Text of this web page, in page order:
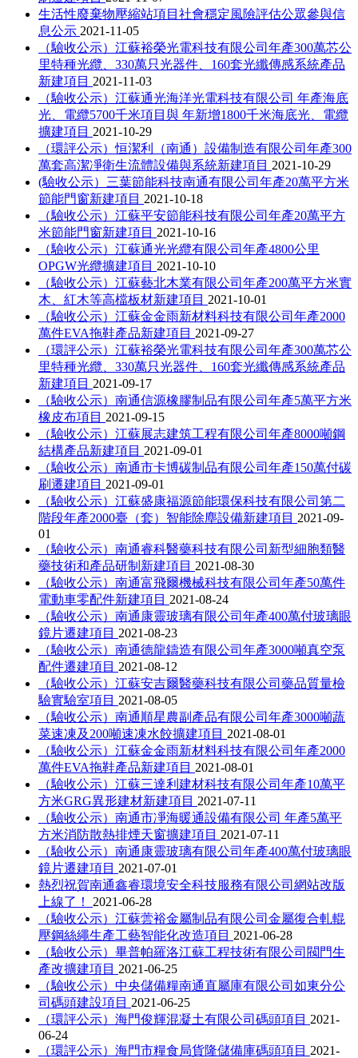
生活性廢棄物壓縮站項目社會穩定風險評估公眾參與信
息公示 2021-11-05
（驗收公示）江蘇裕榮光電科技有限公司年產300萬芯公
里特種光纜、330萬只光器件、160套光纖傳感系統產品
新建項目 2021-11-03
（驗收公示）江蘇通光海洋光電科技有限公司 年產海底
光、電纜5700千米項目與 年新增1800千米海底光、電纜
擴建項目 2021-10-29
（環評公示）恒潔利（南通）設備制造有限公司年產300
萬套高潔凈衛生流體設備與系統新建項目 2021-10-29
(驗收公示）三葉節能科技南通有限公司年產20萬平方米
節能門窗新建項目 2021-10-18
（驗收公示）江蘇平安節能科技有限公司年產20萬平方
米節能門窗新建項目 2021-10-16
（驗收公示）江蘇通光光纜有限公司年產4800公里
OPGW光纜擴建項目 2021-10-10
（驗收公示）江蘇藝北木業有限公司年產200萬平方米實
木、紅木等高檔板材新建項目 2021-10-01
（驗收公示）江蘇金金雨新材料科技有限公司年產2000
萬件EVA拖鞋產品新建項目 2021-09-27
（環評公示）江蘇裕榮光電科技有限公司年產300萬芯公
里特種光纜、330萬只光器件、160套光纖傳感系統產品
新建項目 2021-09-17
（驗收公示）南通信源橡膠制品有限公司年產5萬平方米
橡皮布項目 2021-09-15
（驗收公示）江蘇展志建筑工程有限公司年產8000噸鋼
結構產品新建項目 2021-09-01
（驗收公示）南通市卡博碳制品有限公司年產150萬付碳
刷遷建項目 2021-09-01
（驗收公示）江蘇盛康福源節能環保科技有限公司第二
階段年產2000臺（套）智能除塵設備新建項目 2021-09-
01
（驗收公示）南通睿科醫藥科技有限公司新型細胞類醫
藥技術和產品研制新建項目 2021-08-30
（驗收公示）南通富飛爾機械科技有限公司年產50萬件
電動車零配件新建項目 2021-08-24
（驗收公示）南通康靈玻璃有限公司年產400萬付玻璃眼
鏡片遷建項目 2021-08-23
（驗收公示）南通德龍鑄造有限公司年產3000噸真空泵
配件遷建項目 2021-08-12
（驗收公示）江蘇安吉爾醫藥科技有限公司藥品質量檢
驗實驗室項目 2021-08-05
（驗收公示）南通順星農副產品有限公司年產3000噸蔬
菜速凍及200噸速凍水餃擴建項目 2021-08-01
（驗收公示）江蘇金金雨新材料科技有限公司年產2000
萬件EVA拖鞋產品新建項目 2021-08-01
（驗收公示）江蘇三達利建材科技有限公司年產10萬平
方米GRG異形建材新建項目 2021-07-11
（驗收公示）南通市凈海暖通設備有限公司 年產5萬平
方米消防散熱排煙天窗擴建項目 2021-07-11
（驗收公示）南通康靈玻璃有限公司年產400萬付玻璃眼
鏡片遷建項目 2021-07-01
熱烈祝賀南通鑫睿環境安全科技服務有限公司網站改版
上線了！ 2021-06-28
（驗收公示）江蘇蕓裕金屬制品有限公司金屬復合軋輥
壓鋼絲繩生產工藝智能化改造項目 2021-06-28
（驗收公示）畢普帕羅洛江蘇工程技術有限公司閥門生
產改擴建項目 2021-06-25
（驗收公示）中央儲備糧南通直屬庫有限公司如東分公
司碼頭建設項目 2021-06-25
（環評公示）海門俊輝混凝土有限公司碼頭項目 2021-
06-24
（環評公示）海門市糧食局貨隆儲備庫碼頭項目 2021-